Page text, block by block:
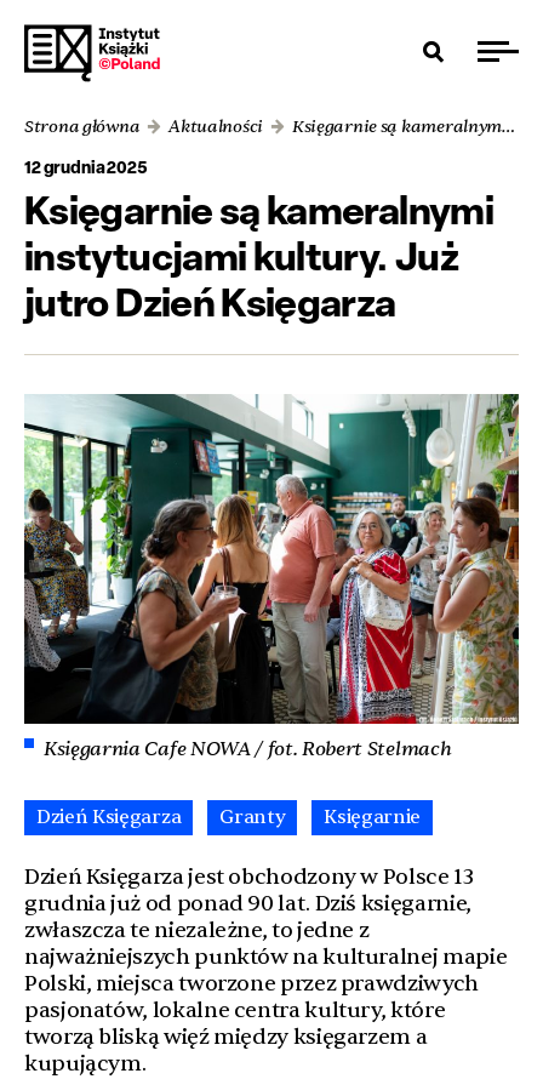
Strona główna Aktualności Księgarnie są kameralnymi instytucjami kultury. Już jutro Dzień Księgarza
12 grudnia 2025
Księgarnie są kameralnymi
instytucjami kultury. Już
jutro Dzień Księgarza
Księgarnia Cafe NOWA / fot. Robert Stelmach
Dzień Księgarza Granty Księgarnie
Dzień Księgarza jest obchodzony w Polsce 13
grudnia już od ponad 90 lat. Dziś księgarnie,
zwłaszcza te niezależne, to jedne z
najważniejszych punktów na kulturalnej mapie
Polski, miejsca tworzone przez prawdziwych
pasjonatów, lokalne centra kultury, które
tworzą bliską więź między księgarzem a
kupującym.